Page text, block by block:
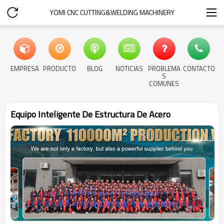
YOMI CNC CUTTING&WELDING MACHINERY
EMPRESA PRODUCTO BLOG NOTICIAS PROBLEMA
S
COMUNES
CONTACTO
Equipo Inteligente De Estructura De Acero